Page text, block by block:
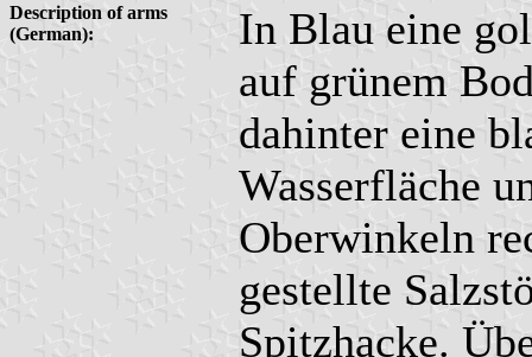
Description of arms
(German):
In Blau eine
auf grünem
dahinter eine
Wasserfläche
Oberwinkeln
gestellte
Spitzhacke.